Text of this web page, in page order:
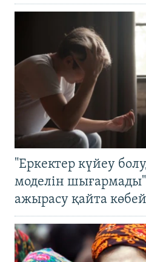
"Еркектер күйеу
моделін
ажырасу қайта